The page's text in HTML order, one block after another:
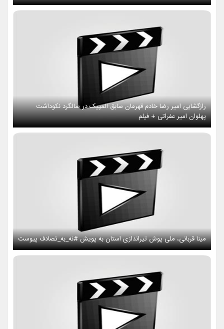
رازگشایی امیر رضا خادم قهرمان سابق المپیک در سالگرد نکوداشت
پهلوان امیر عفراتی + فیلم
مینا قربانی، ملی پوش تیراندازی استان به پویش #نه_به_تصادف پیوست